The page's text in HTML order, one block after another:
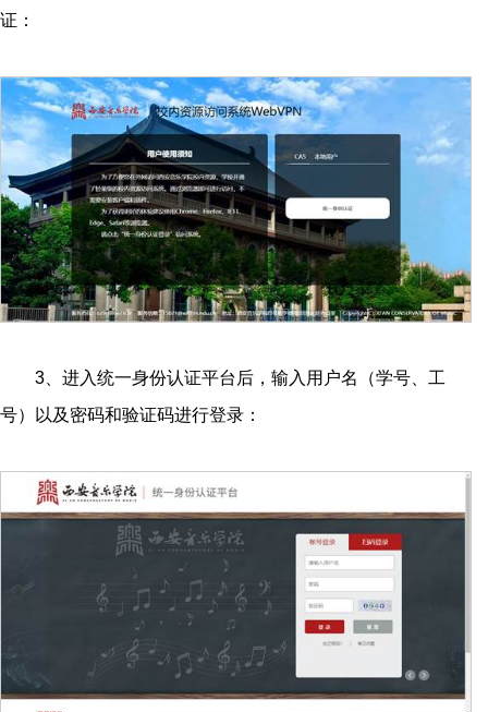
证：
3、进入统一身份认证平台后，输入用户名（学号、工
号）以及密码和验证码进行登录：